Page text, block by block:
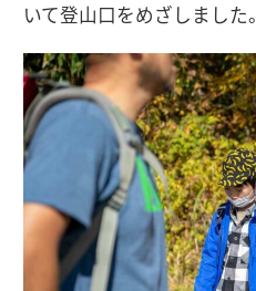
いて登山口をめざしました。